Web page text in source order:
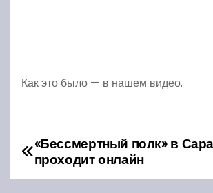
Как это было — в нашем видео.
Н
а
«Бессмертный полк» в
проходит онлайн